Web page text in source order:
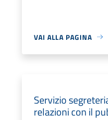
VAI ALLA PAGINA
Servizio
relazioni con il